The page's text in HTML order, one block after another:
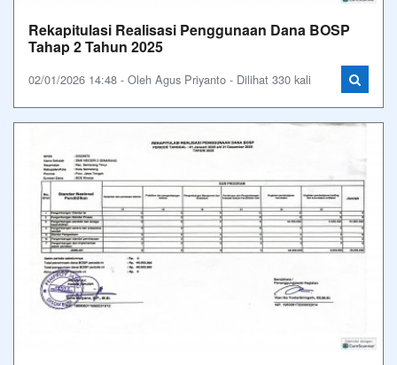
Rekapitulasi Realisasi Penggunaan Dana BOSP
Tahap 2 Tahun 2025
02/01/2026 14:48 - Oleh Agus Priyanto - Dilihat 330 kali